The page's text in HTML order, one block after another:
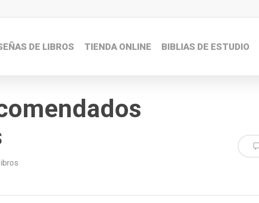
DE LIBROS TIENDA ONLINE BIBLIAS DE ESTUDIO